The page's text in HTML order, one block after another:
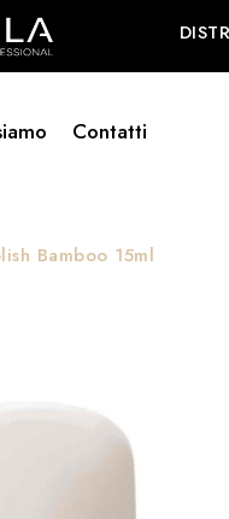
Contatti
Bamboo 15ml